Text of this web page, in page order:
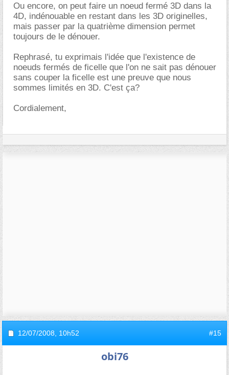
Ou encore, on peut faire un noeud fermé 3D dans la
4D, indénouable en restant dans les 3D originelles,
mais passer par la quatrième dimension permet
toujours de le dénouer.
Rephrasé, tu exprimais l'idée que l'existence de
noeuds fermés de ficelle que l'on ne sait pas dénouer
sans couper la ficelle est une preuve que nous
sommes limités en 3D. C'est ça?
Cordialement,
12/07/2008, 10h52 #15
obi76